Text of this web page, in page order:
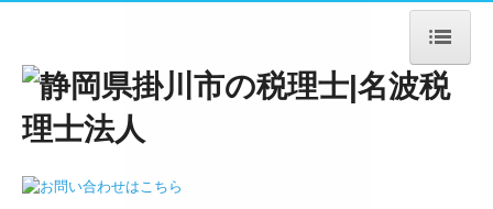
ホーム